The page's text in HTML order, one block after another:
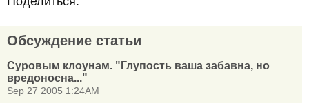
Обсуждение статьи
Суровым клоунам. "Глупость ваша забавна, но
вредоносна..."
Sep 27 2005 1:24AM